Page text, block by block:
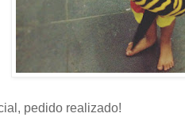
pedido realizado!